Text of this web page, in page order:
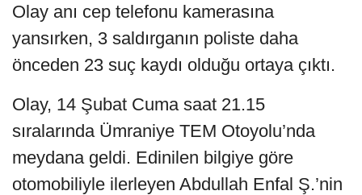
Olay anı cep telefonu kamerasına
yansırken, 3 saldırganın poliste daha
önceden 23 suç kaydı olduğu ortaya çıktı.
Olay, 14 Şubat Cuma saat 21.15
sıralarında Ümraniye TEM Otoyolu’nda
meydana geldi. Edinilen bilgiye göre
otomobiliyle ilerleyen Abdullah Enfal Ş.’nin